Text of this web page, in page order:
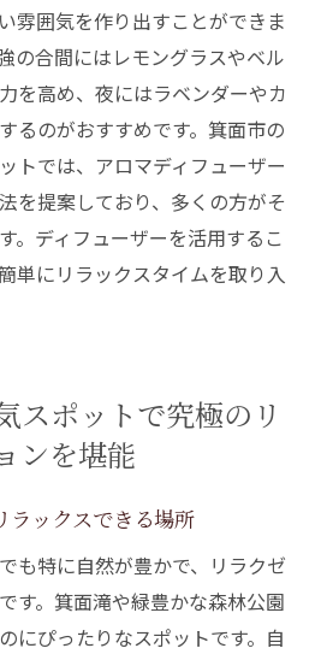
雰囲気を作り出すことができま
の合間にはレモングラスやベル
を高め、夜にはラベンダーやカ
るのがおすすめです。箕面市の
トでは、アロマディフューザー
を提案しており、多くの方がそ
。ディフューザーを活用するこ
単にリラックスタイムを取り入
スポットで究極のリ
ンを堪能
ラックスできる場所
も特に自然が豊かで、リラクゼ
す。箕面滝や緑豊かな森林公園
にぴったりなスポットです。自